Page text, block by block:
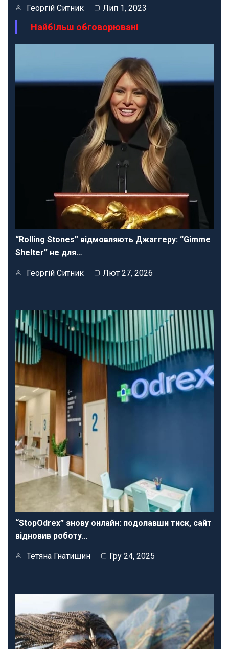
Георгій Ситник Лип 1, 2023
Найбільш обговорювані
“Rolling Stones” відмовляють Джаггеру: “Gimme
Shelter” не для…
Георгій Ситник Лют 27, 2026
“StopOdrex” знову онлайн: подолавши тиск, сайт
відновив роботу…
Тетяна Гнатишин Гру 24, 2025